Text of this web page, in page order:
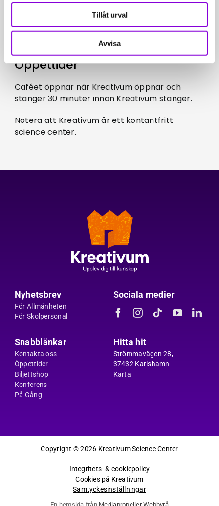
Tillåt urval
Avvisa
Öppettider
Caféet öppnar när Kreativum öppnar och
stänger 30 minuter innan Kreativum stänger.
Notera att Kreativum är ett kontantfritt
science center.
Nyhetsbrev
För Allmänheten
För Skolpersonal
Sociala medier
Snabblänkar
Kontakta oss
Öppettider
Biljettshop
Konferens
På Gång
Hitta hit
Strömmavägen 28,
37432 Karlshamn
Karta
Copyright © 2026 Kreativum Science Center
Integritets- & cookiepolicy
Cookies på Kreativum
Samtyckesinställningar
En hemsida från Mediapropeller Webbyrå